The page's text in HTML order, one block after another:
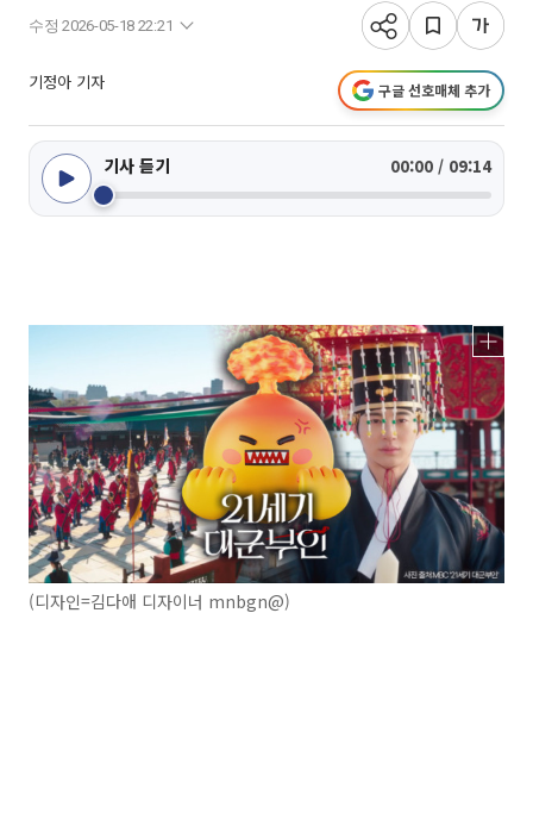
수정 2026-05-18 22:21
기정아 기자 구글 선호매체 추가
기사 듣기 00:00 / 09:14
(디자인=김다애 디자이너 mnbgn@)